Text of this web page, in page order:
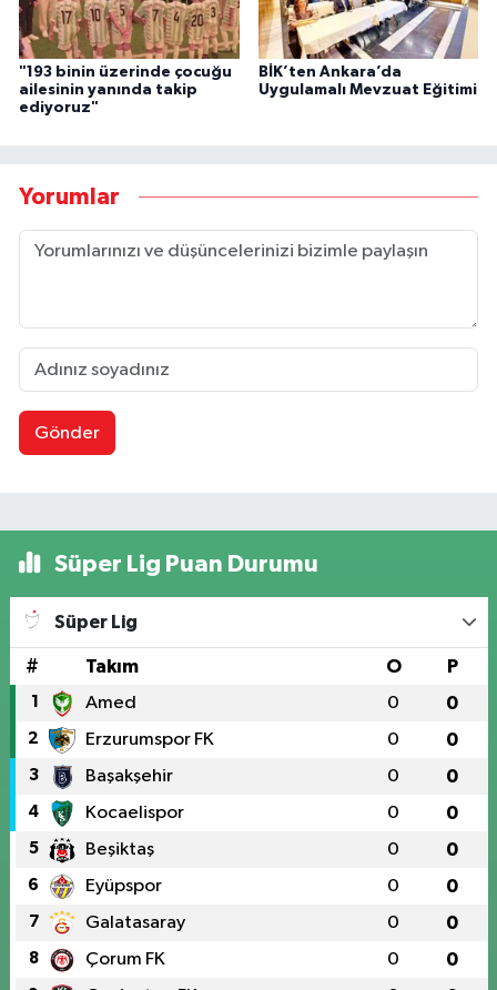
"193 binin üzerinde çocuğu
ailesinin yanında takip
ediyoruz"
BİK’ten Ankara’da
Uygulamalı Mevzuat Eğitimi
Yorumlar
Gönder
Süper Lig Puan Durumu
Süper Lig
# Takım O P
1 Amed 0 0
2 Erzurumspor FK 0 0
3 Başakşehir 0 0
4 Kocaelispor 0 0
5 Beşiktaş 0 0
6 Eyüpspor 0 0
7 Galatasaray 0 0
8 Çorum FK 0 0